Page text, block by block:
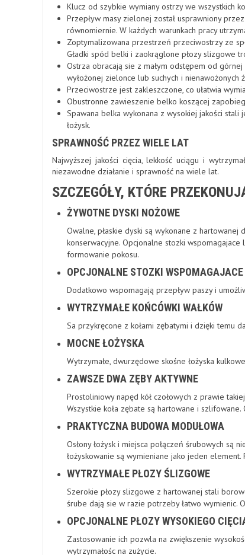
Klucz od szybkie wymiany ostrzy we wszystkich
Przepływ masy zielonej został usprawniony
równomiernie. W każdych warunkach pracy
Zoptymalizowana przestrzeń przeciwostrzy ze
Gładki spód belki i zaokrąglone płozy slizgowe
Ostrza obracają sie z małym odstępem od
wyłożonej zielonce lub suchych i nienawożonych
Przeciwostrze jest zakleszczone, co ułatwia
Obustronne zawieszenie belko koszącej
Spawana belka wykonana z wysokiej jakości
łożysk.
SPRAWNOŚĆ PRZEZ WIELE LAT
Najwyższej jakości cięcia, lekkość uciągu i
niezawodne działanie i sprawność na wiele lat.
SZCZEGÓŁY, KTÓRE
ŻYWOTNE DYSKI NOŻOWE
Owalne, płaskie dyski są wykonane z
konserwacyjne. Opcjonalne stozki
formowanie pokosu.
OPCJONALNE STOZKI
Dodatkowo wspomagają przepływ paszy i
WYTRZYMAŁE KOŃCÓWKI WAŁKÓW
Sa przykręcone z kołami zębatymi i dzięki temu
MOCNE ŁOŻYSKA
Wytrzymałe, dwurzędowe skośne łożyska
ZAWSZE DWA ZĘBY AKTYWNE
Prostoliniowy napęd kół czołowych z prawie
Wszystkie koła zębate są hartowane i
PRAKTYCZNA BUDOWA MODUŁOWA
Osłony łożysk i miejsca połączeń śrubowych są
łożyskowanie są wymieniane jako jeden
WYTRZYMAŁE PŁOZY ŚLIZGOWE
Szerokie płozy slizgowe z hartowanej stali
śrube dają sie w razie potrzeby łatwo wymienic.
OPCJONALNE PŁOZY WYSOKIEGO
Zastosowanie ich pozwla na zwiększenie
wytrzymałośc na zużycie.